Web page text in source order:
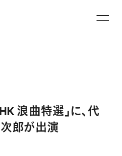
浪曲特選」に、代
郎が出演